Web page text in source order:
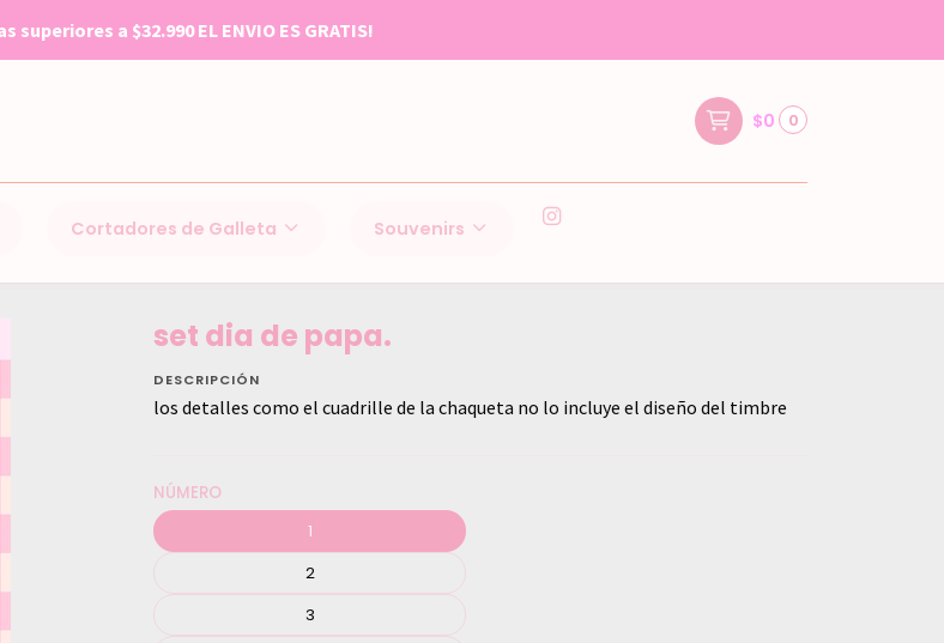
$0 0
Cortadores de Galleta Souvenirs
superiores a $32.990 EL ENVIO ES GRATIS!
set dia de papa.
DESCRIPCIÓN
los detalles como el cuadrille de la chaqueta no lo incluye el diseño del timbre
NÚMERO
1
2
3